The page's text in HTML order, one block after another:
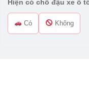
Hiện có chỗ đậu xe ô
Có Không